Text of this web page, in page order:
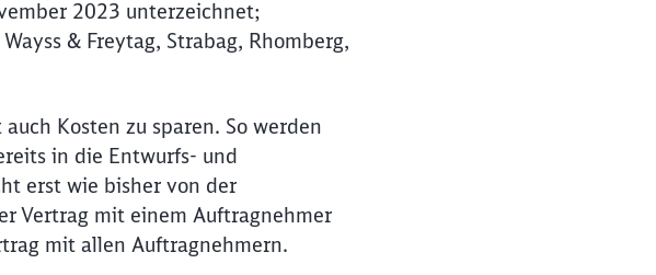
2023 unterzeichnet;
& Freytag, Strabag, Rhomberg,
Kosten zu sparen. So werden
in die Entwurfs- und
erst wie bisher von der
Vertrag mit einem Auftragnehmer
mit allen Auftragnehmern.